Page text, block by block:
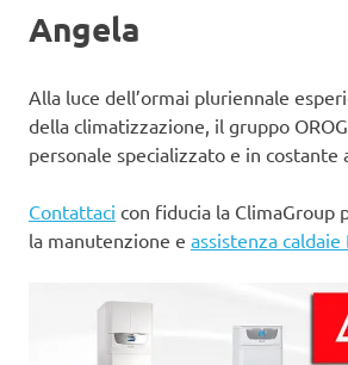
Angela
Alla luce dell’ormai pluriennale
della climatizzazione, il gruppo
personale specializzato e in costante
Contattaci con fiducia la ClimaGroup
la manutenzione e assistenza caldaie